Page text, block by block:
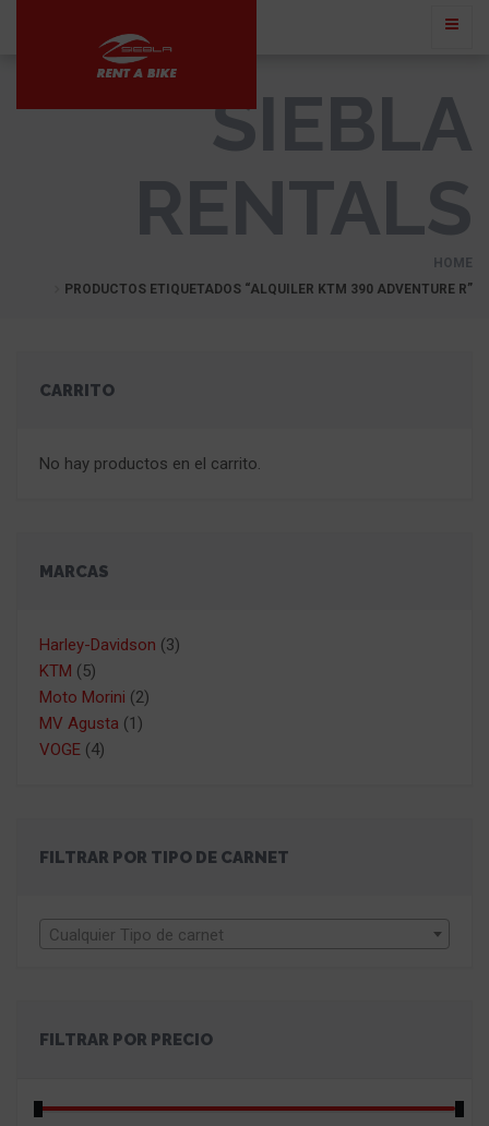
SIEBLA
RENTALS
HOME
PRODUCTOS ETIQUETADOS “ALQUILER KTM 390 ADVENTURE R”
CARRITO
No hay productos en el carrito.
MARCAS
Harley-Davidson (3)
KTM (5)
Moto Morini (2)
MV Agusta (1)
VOGE (4)
FILTRAR POR TIPO DE CARNET
Cualquier Tipo de carnet
FILTRAR POR PRECIO